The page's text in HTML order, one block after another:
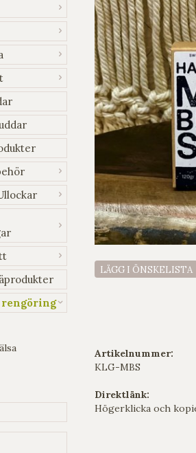
rengöring
LÄGG I ÖNSKELISTA
Artikelnummer:
KLG-MBS
Direktlänk:
Högerklicka och